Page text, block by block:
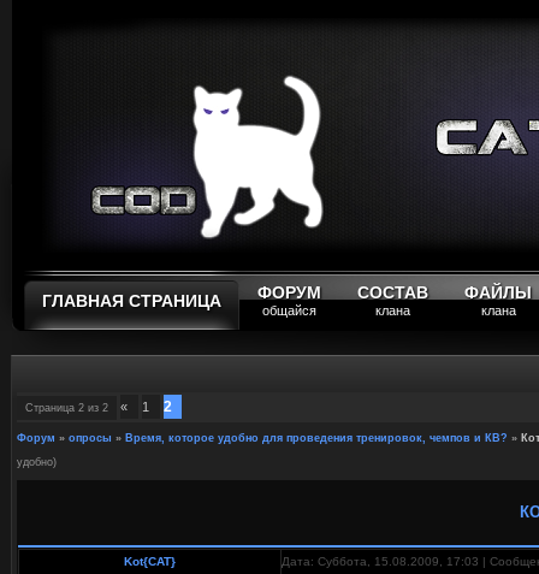
ГЛАВНАЯ СТРАНИЦА ФОРУМ
общайся
СОСТАВ
клана
ФАЙЛЫ
клана
Страница 2 из 2 « 1 2
Форум » опросы » Время, которое удобно для проведения тренировок, чемпов и КВ? »
удобно)
Kot{CAT} Дата: Суббота, 15.08.2009, 17:03 |